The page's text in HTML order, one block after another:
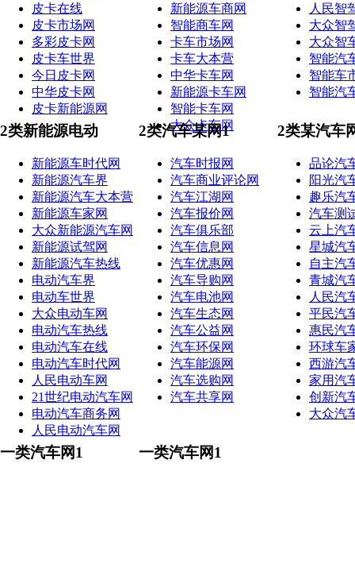
皮卡在线
皮卡市场网
多彩皮卡网
皮卡车世界
今日皮卡网
中华皮卡网
皮卡新能源网
新能源车商网
智能商车网
卡车市场网
卡车大本营
中华卡车网
新能源卡车网
智能卡车网
大众卡车网
人民智
大众智
大众智
智能汽
智能车
智能汽
2类新能源电动
新能源车时代网
新能源汽车界
新能源汽车大本营
新能源车家网
大众新能源汽车网
新能源试驾网
新能源汽车热线
电动汽车界
电动车世界
大众电动车网
电动汽车热线
电动汽车在线
电动汽车时代网
人民电动车网
21世纪电动汽车网
电动汽车商务网
人民电动汽车网
2类汽车某网1
汽车时报网
汽车商业评论网
汽车江湖网
汽车报价网
汽车俱乐部
汽车信息网
汽车优惠网
汽车导购网
汽车电池网
汽车生态网
汽车公益网
汽车环保网
汽车能源网
汽车选购网
汽车共享网
2类某汽车
品论汽
阳光汽
趣乐汽
汽车测
云上汽
星城汽
自主汽
青城汽
人民汽
平民汽
惠民汽
环球车
西游汽
家用汽
创新汽
大众汽
一类汽车网1 一类汽车网1